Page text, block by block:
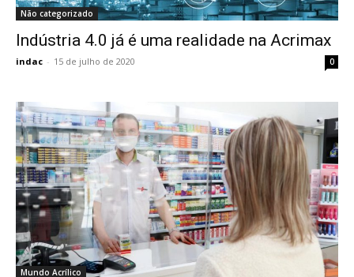
Não categorizado
Indústria 4.0 já é uma realidade na Acrimax
indac - 15 de julho de 2020 0
Mundo Acrílico